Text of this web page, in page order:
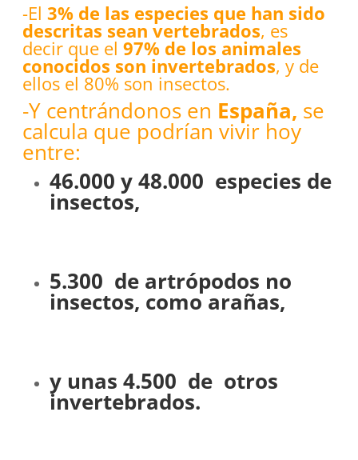
-El3% de las especies que han sido
descritas sean vertebrados, es
decir que el97% de los animales
conocidos son invertebrados, y de
ellos el 80% son insectos.
-Y centrándonos en España, se
calcula que podrían vivir hoy
entre:
46.000 y 48.000 especies de
insectos,
5.300 de artrópodos no
insectos, como arañas,
y unas 4.500 de otros
invertebrados.